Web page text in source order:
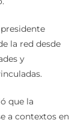
la red desde
y
que la
a contextos en